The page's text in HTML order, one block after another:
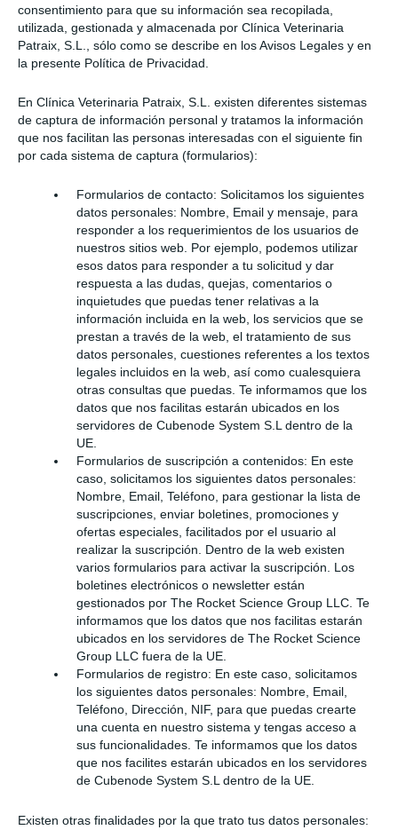
consentimiento para que su información sea recopilada,
utilizada, gestionada y almacenada por Clínica Veterinaria
Patraix, S.L., sólo como se describe en los Avisos Legales y en
la presente Política de Privacidad.
En Clínica Veterinaria Patraix, S.L. existen diferentes sistemas
de captura de información personal y tratamos la información
que nos facilitan las personas interesadas con el siguiente fin
por cada sistema de captura (formularios):
Formularios de contacto: Solicitamos los siguientes
datos personales: Nombre, Email y mensaje, para
responder a los requerimientos de los usuarios de
nuestros sitios web. Por ejemplo, podemos utilizar
esos datos para responder a tu solicitud y dar
respuesta a las dudas, quejas, comentarios o
inquietudes que puedas tener relativas a la
información incluida en la web, los servicios que se
prestan a través de la web, el tratamiento de sus
datos personales, cuestiones referentes a los textos
legales incluidos en la web, así como cualesquiera
otras consultas que puedas. Te informamos que los
datos que nos facilitas estarán ubicados en los
servidores de Cubenode System S.L dentro de la
UE.
Formularios de suscripción a contenidos: En este
caso, solicitamos los siguientes datos personales:
Nombre, Email, Teléfono, para gestionar la lista de
suscripciones, enviar boletines, promociones y
ofertas especiales, facilitados por el usuario al
realizar la suscripción. Dentro de la web existen
varios formularios para activar la suscripción. Los
boletines electrónicos o newsletter están
gestionados por The Rocket Science Group LLC. Te
informamos que los datos que nos facilitas estarán
ubicados en los servidores de The Rocket Science
Group LLC fuera de la UE.
Formularios de registro: En este caso, solicitamos
los siguientes datos personales: Nombre, Email,
Teléfono, Dirección, NIF, para que puedas crearte
una cuenta en nuestro sistema y tengas acceso a
sus funcionalidades. Te informamos que los datos
que nos facilites estarán ubicados en los servidores
de Cubenode System S.L dentro de la UE.
Existen otras finalidades por la que trato tus datos personales: